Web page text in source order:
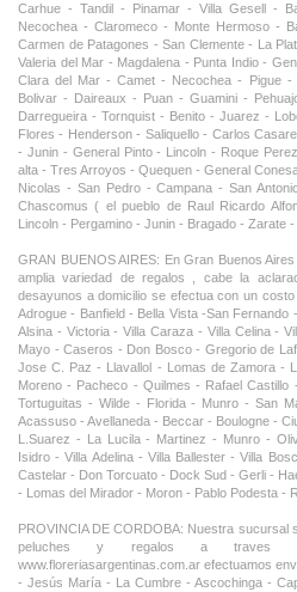
Carhue - Tandil - Pinamar - Villa Gesell -
Necochea - Claromeco - Monte Hermoso -
Carmen de Patagones - San Clemente - La
Valeria del Mar - Magdalena - Punta Indio -
Clara del Mar - Camet - Necochea - Pigue -
Bolivar - Daireaux - Puan - Guamini -
Darregueira - Tornquist - Benito - Juarez -
Flores - Henderson - Saliquello - Carlos
- Junin - General Pinto - Lincoln - Roque
alta - Tres Arroyos - Quequen - General
Nicolas - San Pedro - Campana - San
Chascomus ( el pueblo de Raul Ricardo
Lincoln - Pergamino - Junin - Bragado - Zarate
GRAN BUENOS AIRES: En Gran Buenos
amplia variedad de regalos , cabe la
desayunos a domicilio se efectua con un
Adrogue - Banfield - Bella Vista -San
Alsina - Victoria - Villa Caraza - Villa Celina -
Mayo - Caseros - Don Bosco - Gregorio de
Jose C. Paz - Llavallol - Lomas de Zamora -
Moreno - Pacheco - Quilmes - Rafael Castillo
Tortuguitas - Wilde - Florida - Munro - San
Acassuso - Avellaneda - Beccar - Boulogne -
L.Suarez - La Lucila - Martinez - Munro -
Isidro - Villa Adelina - Villa Ballester - Villa
Castelar - Don Torcuato - Dock Sud - Gerli -
- Lomas del Mirador - Moron - Pablo Podesta -
PROVINCIA DE CORDOBA: Nuestra sucursal
peluches y regalos a traves
www.floreriasargentinas.com.ar efectuamos
- Jesús María - La Cumbre - Ascochinga -